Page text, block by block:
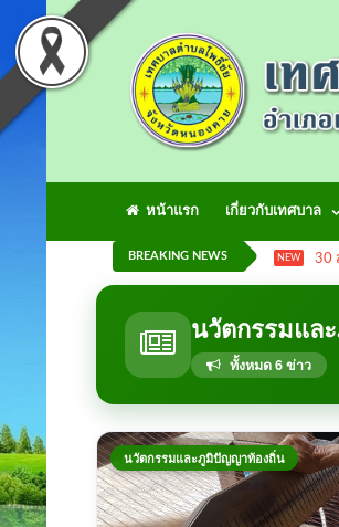
หน้าแรก เกี่ยวกับเทศบาล
BREAKING NEWS NEW 30
นวัตกรรมแ
ทั้งหมด 6 ข่าว
นวัตกรรมและภูมิปัญญาท้องถิ่น